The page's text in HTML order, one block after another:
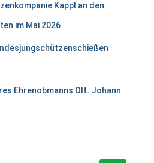
Kappl an den
im Mai 2026
Ehrenobmanns Olt. Johann